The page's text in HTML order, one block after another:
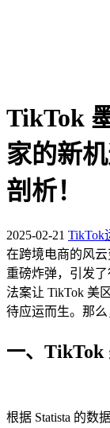
TikTok
家的新
剖析！
2025-02-21 TikTok
在跨境电商的风
重磅炸弹，引发
法案让 TikTok 美
待应运而生。那
一、TikTok
根据 Statista 的数